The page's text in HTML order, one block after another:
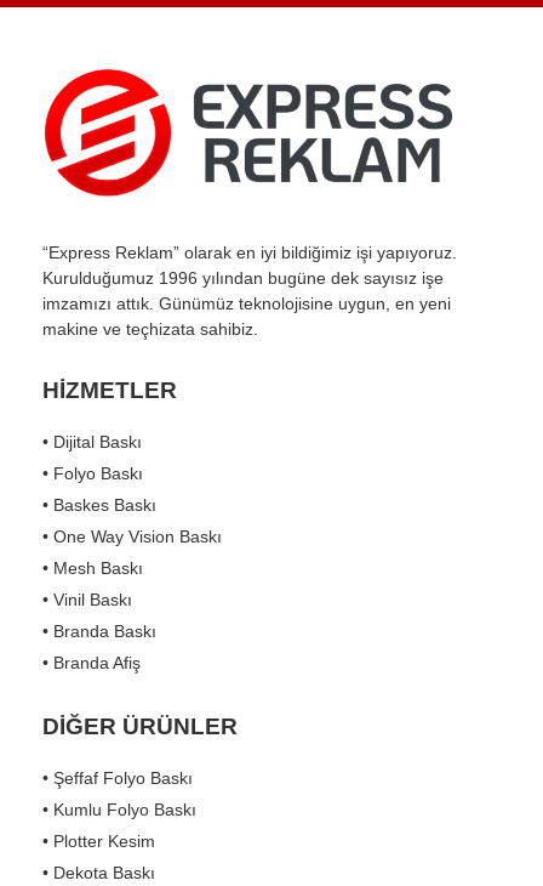
“Express Reklam” olarak en iyi bildiğimiz işi yapıyoruz.
Kurulduğumuz 1996 yılından bugüne dek sayısız işe
imzamızı attık. Günümüz teknolojisine uygun, en yeni
makine ve teçhizata sahibiz.
HİZMETLER
• Dijital Baskı
• Folyo Baskı
• Baskes Baskı
• One Way Vision Baskı
• Mesh Baskı
• Vinil Baskı
• Branda Baskı
• Branda Afiş
DİĞER ÜRÜNLER
• Şeffaf Folyo Baskı
• Kumlu Folyo Baskı
• Plotter Kesim
• Dekota Baskı